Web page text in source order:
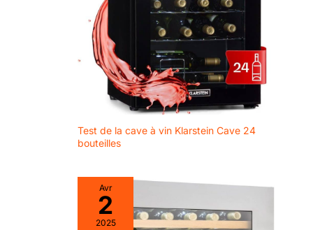
Test de la cave à vin Klarstein Cave 24
bouteilles
Avr
2
2025